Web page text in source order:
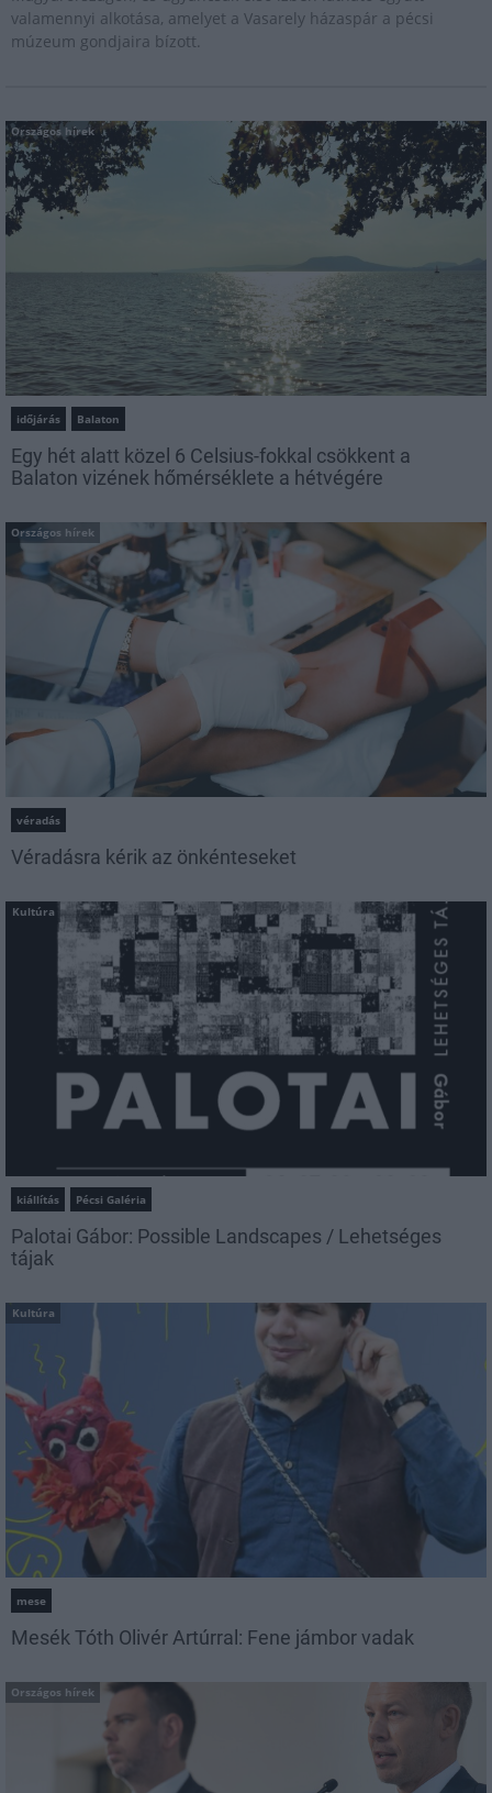
valamennyi alkotása, amelyet a Vasarely házaspár a pécsi
múzeum gondjaira bízott.
Országos hírek
időjárás Balaton
Egy hét alatt közel 6 Celsius-fokkal csökkent a
Balaton vizének hőmérséklete a hétvégére
Országos hírek
véradás
Véradásra kérik az önkénteseket
Kultúra
kiállítás Pécsi Galéria
Palotai Gábor: Possible Landscapes / Lehetséges
tájak
Kultúra
mese
Mesék Tóth Olivér Artúrral: Fene jámbor vadak
Országos hírek